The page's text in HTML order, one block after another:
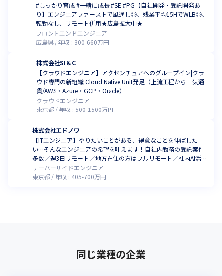
#しっかり育成 #一緒に成長 #SE #PG【自社開発・受託開発あ
り】エンジニアファーストで風通し◎、残業平均15HでWLB◎、
転勤なし、リモート併用★広島拡大中★
フロントエンドエンジニア
広島県
年収 : 300-660万円
株式会社SI＆C
【クラウドエンジニア】アクセンチュアへのグループイン|クラ
ウド専門の新組織 Cloud Native Unit発足（上流工程から一気通
貫/AWS・Azure・GCP・Oracle）
クラウドエンジニア
東京都
年収 :500-1500万円
株式会社エドノワ
【ITエンジニア】やりたいことがある、得意なことを伸ばした
い…そんなエンジニアの希望を叶えます！自社内勤務の受託案件
多数／週3日リモート／地方在住の方はフルリモート／社内AI活用
推進中！
サーバーサイドエンジニア
東京都
年収 : 405-700万円
同じ業種の企業